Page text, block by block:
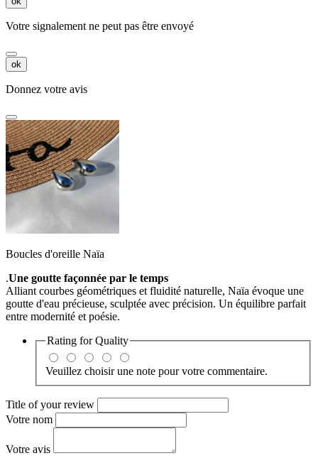
Votre signalement ne peut pas être envoyé
ok
Donnez votre avis
Boucles d'oreille Naïa
.Une goutte façonnée par le temps
Alliant courbes géométriques et fluidité naturelle, Naïa évoque une
goutte d'eau précieuse, sculptée avec précision. Un équilibre parfait
entre modernité et poésie.
Rating forQuality
Veuillez choisir une note pour votre commentaire.
Title of your review
Votre nom
Votre avis